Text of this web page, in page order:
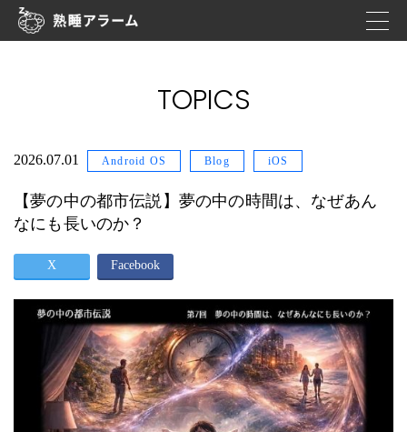
TOPICS
2026.07.01 Android OS Blog iOS
【夢の中の都市伝説】夢の中の時間は、なぜあん
なにも長いのか？
X Facebook